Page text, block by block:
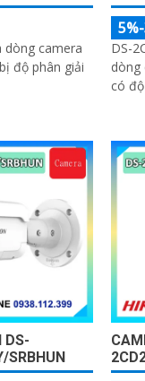
dòng camera
độ phân giải
DS-
dòng
có
DS-
SRBHUN